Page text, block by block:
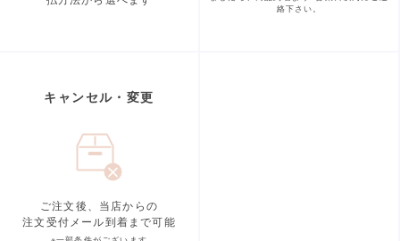
絡下さい。
キャンセル・変更
ご注文後、当店からの
注文受付メール到着まで可能